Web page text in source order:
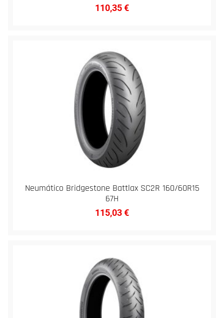
110,35€
Neumático Bridgestone Battlax SC2R 160/60R15
67H
115,03€